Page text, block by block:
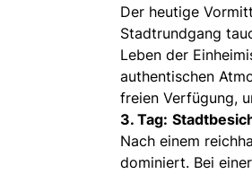
Der heutige
Stadtrundgang
Leben der
authentischen
freien Verfügung,
3. Tag:
Nach einem
dominiert. Bei